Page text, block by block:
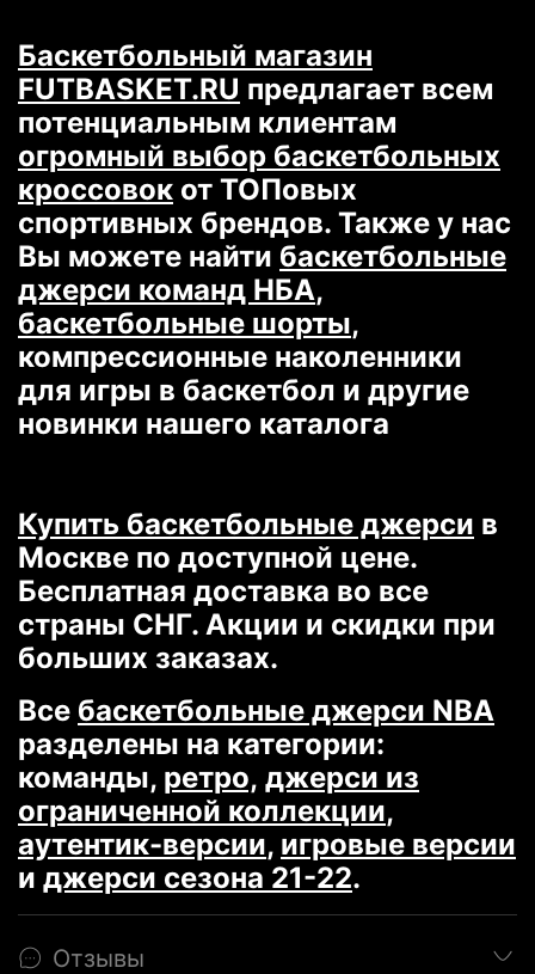
баскетбольные шорты
компрессионные наколенники
для игры в баскетбол и другие
новинки нашего каталога
Купить баскетбольные джерсив
Москве по доступной цене.
Бесплатная доставка во все
страны СНГ. Акции и скидки при
больших заказах.
Всебаскетбольные джерси NBA
ограниченной коллекции,
аутентик-версии,игровые версии
иджерси сезона 21-22.
Баскетбольный магазин
FUTBASKET.RU предлагает всем
потенциальным клиентам
огромный выбор баскетбольных
кроссовок от ТОПовых
спортивных брендов. Также у нас
Вы можете найти баскетбольные
джерси команд НБА,
баскетбольные шорты,
компрессионные наколенники
для игры в баскетбол и другие
новинки нашего каталога
Купить баскетбольные джерси в
Москве по доступной цене.
Бесплатная доставка во все
страны СНГ. Акции и скидки при
больших заказах.
Все баскетбольные джерси NBA
разделены на категории:
команды, ретро, джерси из
ограниченной коллекции,
аутентик-версии, игровые версии
и джерси сезона 21-22.
Отзывы